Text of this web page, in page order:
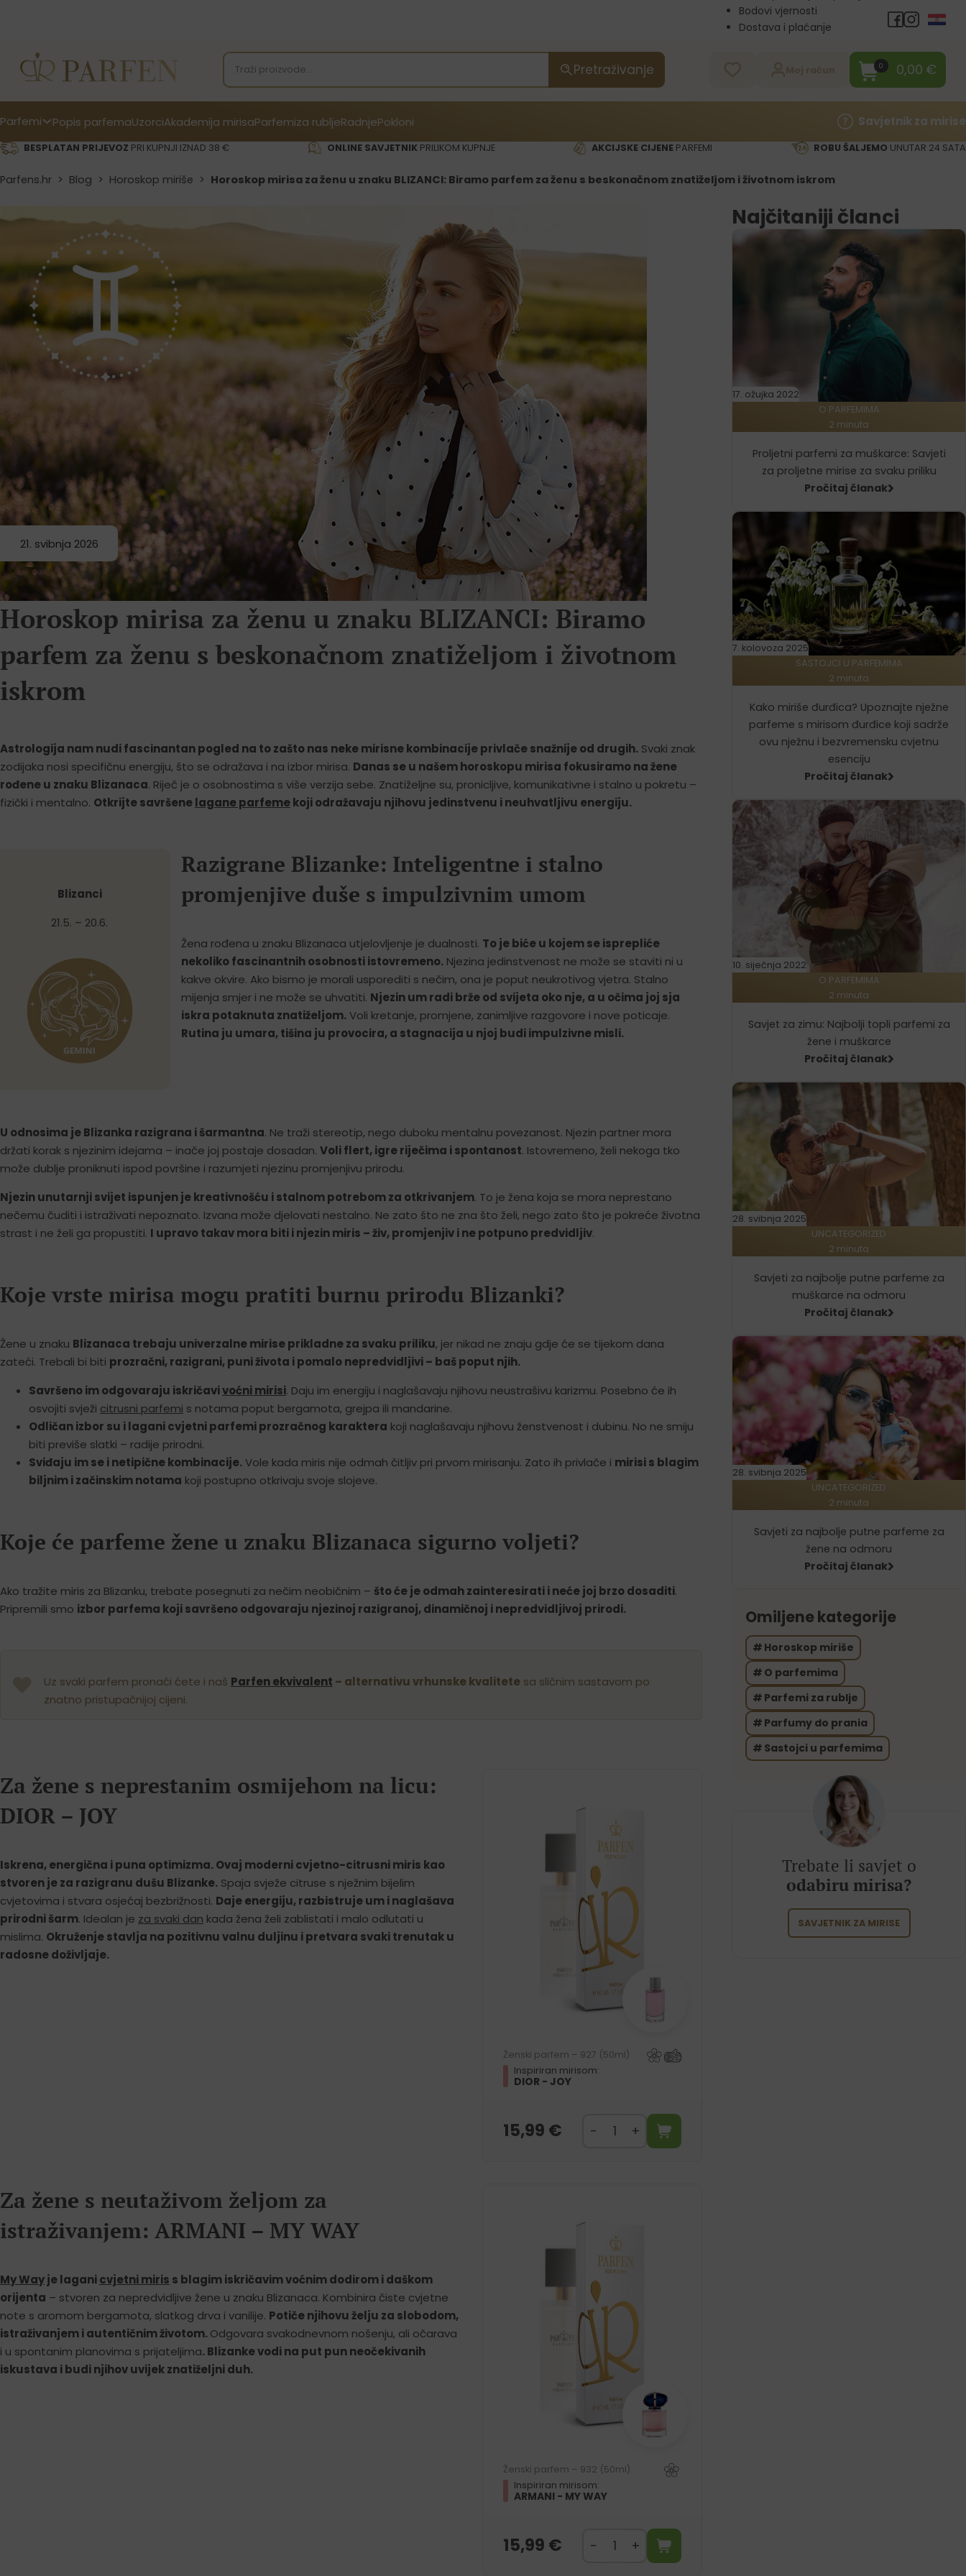
Bodovi vjernosti
Dostava i plaćanje
Pretraživanje 0 0,00 €
Parfemi Popis parfemaUzorciAkademija mirisaParfemiza rubljeRadnjePokloni Savjetnik za mirise
BESPLATAN PRIJEVOZ PRI KUPNJI IZNAD 38 € ONLINE SAVJETNIKPRILIKOM KUPNJE AKCIJSKE CIJENEPARFEMI ROBU ŠALJEMO UNUTAR 24 SATA
Parfens.hr > Blog > Horoskop miriše > Horoskop mirisa za ženu u znaku BLIZANCI: Biramo parfem za ženu s beskonačnom znatiželjom i životnom iskrom
21. svibnja 2026
Horoskop mirisa za ženu u znaku BLIZANCI: Biramo
parfem za ženu s beskonačnom znatiželjom i životnom
iskrom
Astrologija nam nudi fascinantan pogled na to zašto nas neke mirisne kombinacije privlače snažnije od drugih. Svaki znak
zodijaka nosi specifičnu energiju, što se odražava i na izbor mirisa. Danas se u našem horoskopu mirisa fokusiramo na žene
rođene u znaku Blizanaca. Riječ je o osobnostima s više verzija sebe. Znatiželjne su, pronicljive, komunikativne i stalno u pokretu –
fizički i mentalno. Otkrijte savršenelagane parfemekoji odražavaju njihovu jedinstvenu i neuhvatljivu energiju.
Blizanci
21.5. – 20.6.
Razigrane Blizanke: Inteligentne i stalno
promjenjive duše s impulzivnim umom
Žena rođena u znaku Blizanaca utjelovljenje je dualnosti. To je biće u kojem se isprepliće
nekoliko fascinantnih osobnosti istovremeno.Njezina jedinstvenost ne može se staviti ni u
kakve okvire. Ako bismo je morali usporediti s nečim, ona je poput neukrotivog vjetra. Stalno
mijenja smjer i ne može se uhvatiti. Njezin um radi brže od svijeta oko nje, a u očima joj sja
iskra potaknuta znatiželjom.Voli kretanje, promjene, zanimljive razgovore i nove poticaje.
Rutina ju umara, tišina ju provocira, a stagnacija u njoj budi impulzivne misli.
U odnosima je Blizanka razigrana i šarmantna. Ne traži stereotip, nego duboku mentalnu povezanost. Njezin partner mora
držati korak s njezinim idejama – inače joj postaje dosadan. Voli flert, igre riječima i spontanost. Istovremeno, želi nekoga tko
može dublje proniknuti ispod površine i razumjeti njezinu promjenjivu prirodu.
Njezin unutarnji svijet ispunjen je kreativnošću i stalnom potrebom za otkrivanjem. To je žena koja se mora neprestano
nečemu čuditi i istraživati nepoznato. Izvana može djelovati nestalno. Ne zato što ne zna što želi, nego zato što je pokreće životna
strast i ne želi ga propustiti. I upravo takav mora biti i njezin miris – živ, promjenjiv i ne potpuno predvidljiv.
Koje vrste mirisa mogu pratiti burnu prirodu Blizanki?
Žene u znaku Blizanaca trebaju univerzalne mirise prikladne za svaku priliku, jer nikad ne znaju gdje će se tijekom dana
zateći. Trebali bi biti prozračni, razigrani, puni života i pomalo nepredvidljivi – baš poput njih.
Savršeno im odgovaraju iskričavivoćni mirisi. Daju im energiju i naglašavaju njihovu neustrašivu karizmu. Posebno će ih
osvojiti svježi citrusni parfemi s notama poput bergamota, grejpa ili mandarine.
Odličan izbor su i lagani cvjetni parfemi prozračnog karaktera koji naglašavaju njihovu ženstvenost i dubinu. No ne smiju
biti previše slatki – radije prirodni.
Sviđaju im se i netipične kombinacije.Vole kada miris nije odmah čitljiv pri prvom mirisanju. Zato ih privlače i mirisi s blagim
biljnim i začinskim notama koji postupno otkrivaju svoje slojeve.
Koje će parfeme žene u znaku Blizanaca sigurno voljeti?
Ako tražite miris za Blizanku, trebate posegnuti za nečim neobičnim – što će je odmah zainteresirati i neće joj brzo dosaditi.
Pripremili smo izbor parfema koji savršeno odgovaraju njezinoj razigranoj, dinamičnoj i nepredvidljivoj prirodi.
Uz svaki parfem pronaći ćete i naš Parfen ekvivalent – alternativu vrhunske kvalitete sa sličnim sastavom po
znatno pristupačnijoj cijeni.
Za žene s neprestanim osmijehom na licu:
DIOR – JOY
Iskrena, energična i puna optimizma. Ovaj moderni cvjetno-citrusni miris kao
stvoren je za razigranu dušu Blizanke. Spaja svježe citruse s nježnim bijelim
cvjetovima i stvara osjećaj bezbrižnosti. Daje energiju, razbistruje um i naglašava
prirodni šarm. Idealan je za svaki dan kada žena želi zablistati i malo odlutati u
mislima. Okruženje stavlja na pozitivnu valnu duljinu i pretvara svaki trenutak u
radosne doživljaje.
Ženski parfem – 927 (50ml)
Inspiriran mirisom:
DIOR - JOY
15,99 €
Za žene s neutaživom željom za
istraživanjem: ARMANI – MY WAY
My Wayje laganicvjetni miris s blagim iskričavim voćnim dodirom i daškom
orijenta – stvoren za nepredvidljive žene u znaku Blizanaca. Kombinira čiste cvjetne
note s aromom bergamota, slatkog drva i vanilije. Potiče njihovu želju za slobodom,
istraživanjem i autentičnim životom.Odgovara svakodnevnom nošenju, ali očarava
i u spontanim planovima s prijateljima. Blizanke vodi na put pun neočekivanih
iskustava i budi njihov uvijek znatiželjni duh.
Ženski parfem – 932 (50ml)
Inspiriran mirisom:
ARMANI - MY WAY
15,99 €
Najčitaniji članci
17. ožujka 2022
O PARFEMIMA
2 minuta
Proljetni parfemi za muškarce: Savjeti
za proljetne mirise za svaku priliku
Pročitaj članak
7. kolovoza 2025
SASTOJCI U PARFEMIMA
2 minuta
Kako miriše đurđica? Upoznajte nježne
parfeme s mirisom đurđice koji sadrže
ovu nježnu i bezvremensku cvjetnu
esenciju
Pročitaj članak
10. siječnja 2022
O PARFEMIMA
2 minuta
Savjet za zimu: Najbolji topli parfemi za
žene i muškarce
Pročitaj članak
28. svibnja 2025
UNCATEGORIZED
2 minuta
Savjeti za najbolje putne parfeme za
muškarce na odmoru
Pročitaj članak
28. svibnja 2025
UNCATEGORIZED
2 minuta
Savjeti za najbolje putne parfeme za
žene na odmoru
Pročitaj članak
Omiljene kategorije
Horoskop miriše
O parfemima
Parfemi za rublje
Parfumy do prania
Sastojci u parfemima
Trebate li savjet o
odabiru mirisa?
SAVJETNIK ZA MIRISE